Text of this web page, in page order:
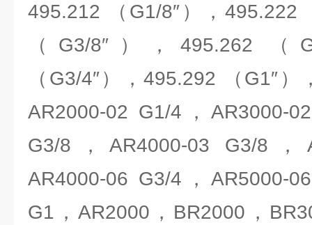
495.212 （G1/8″），495.222
（G3/8″），495.262 （
（G3/4″），495.292 （G1″
AR2000-02 G1/4，AR3000-
G3/8，AR4000-03 G3/8，
AR4000-06 G3/4，AR5000-
G1，AR2000，BR2000，